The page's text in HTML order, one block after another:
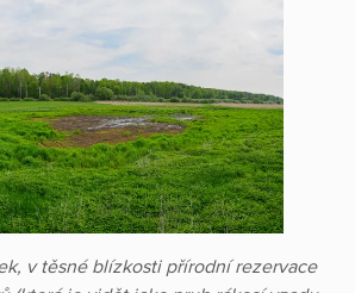
v těsné blízkosti přírodní rezervace